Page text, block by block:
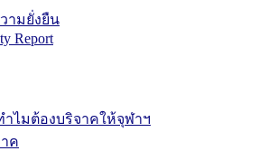
ามยั่งยืน
Report
ำไมต้องบริจาคให้จุฬาฯ
ค